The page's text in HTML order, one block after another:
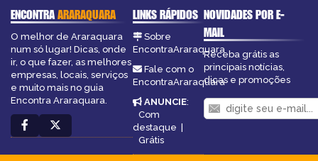
ENCONTRAARARAQUARA
O melhor de Araraquara
num só lugar! Dicas, onde
ir, o que fazer, as melhores
empresas, locais, serviços
e muito mais no guia
Encontra Araraquara.
LINKS RÁPIDOS
Sobre
EncontraAraraquara
Fale com o
EncontraAraraquara
ANUNCIE:
Com
destaque |
Grátis
NOVIDADES POR E-
MAIL
Receba grátis as
principais notícias,
dicas e promoções